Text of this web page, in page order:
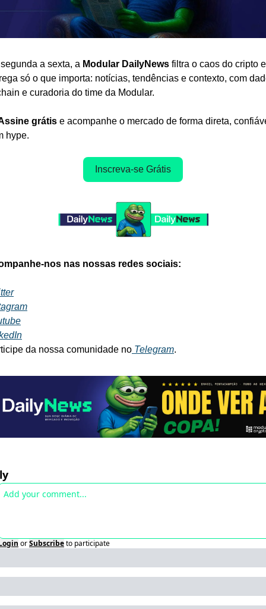
a sexta, a Modular DailyNews filtra o caos do cripto e
só o que importa: notícias, tendências e contexto, com
e curadoria do time da Modular.
grátis e acompanhe o mercado de forma direta,
hype.
Inscreva-se Grátis
nos nas nossas redes sociais:
da nossa comunidade no Telegram.
orSubscribeto participate